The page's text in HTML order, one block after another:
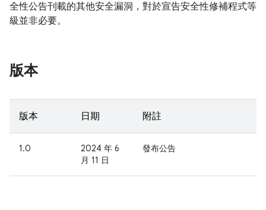
全性公告刊載的其他安全漏洞，對於宣告安全性修補程式等
級並非必要。
版本
版本 日期 附註
1.0
2024 年 6
月 11 日
發布公告